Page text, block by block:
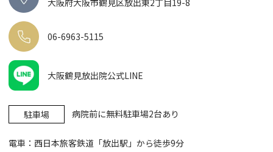
大阪府大阪市鶴見区放出東2丁目19-8
06-6963-5115
大阪鶴見放出院公式LINE
駐車場 病院前に無料駐車場2台あり
電車：西日本旅客鉄道「放出駅」から徒歩9分